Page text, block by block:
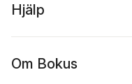
Hjälp
Om Bokus